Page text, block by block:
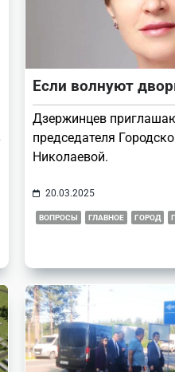
Если волнуют
Дзержинцев
председателя
Николаевой.
20.03.2025
ВОПРОСЫ ГЛАВНОЕ ГОРОД